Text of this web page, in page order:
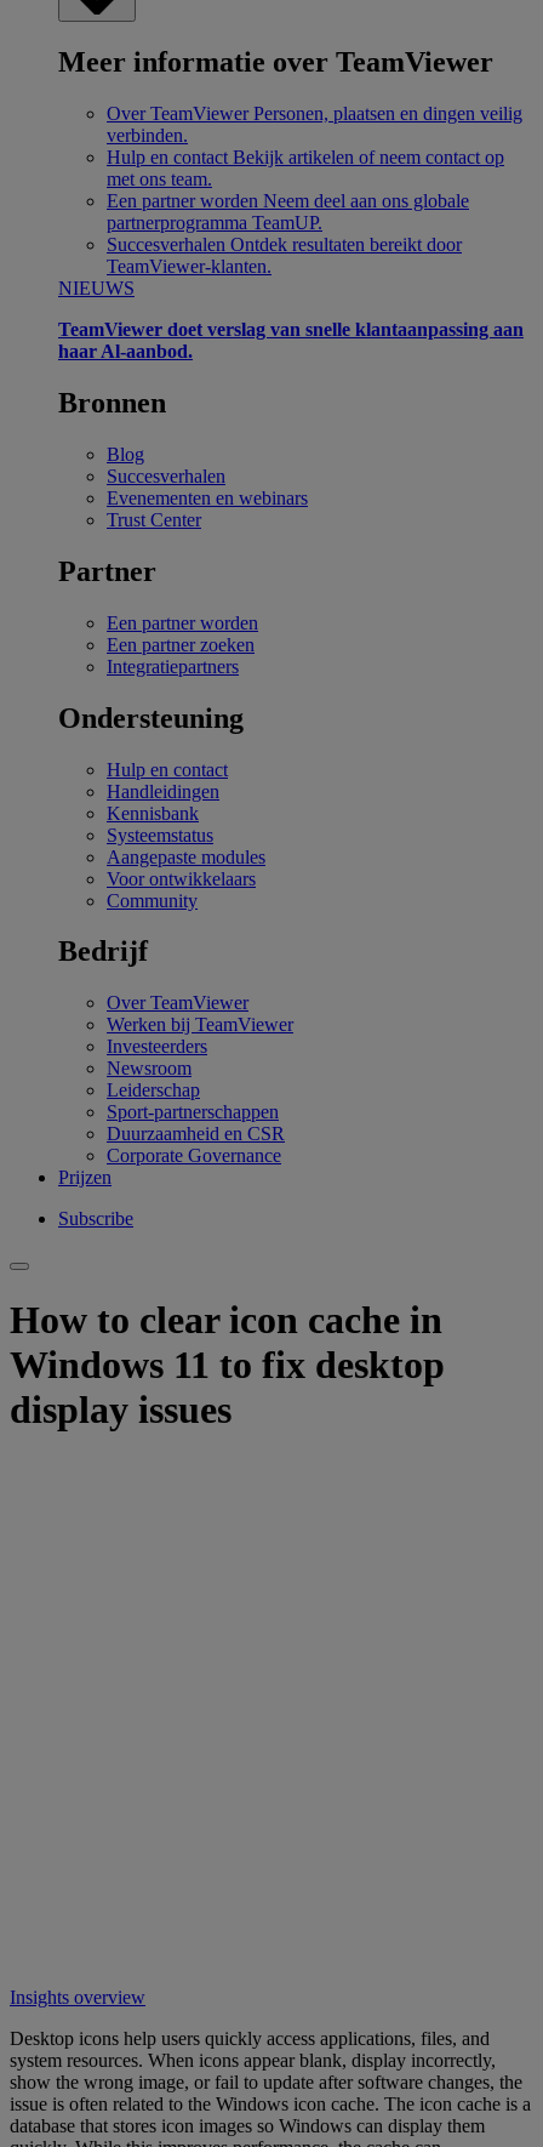
Meer informatie over TeamViewer
Over TeamViewer Personen, plaatsen en dingen veilig
verbinden.
Hulp en contact Bekijk artikelen of neem contact op
met ons team.
Een partner worden Neem deel aan ons globale
partnerprogramma TeamUP.
Succesverhalen Ontdek resultaten bereikt door
TeamViewer-klanten.
NIEUWS
TeamViewer doet verslag van snelle klantaanpassing aan
haar Al-aanbod.
Bronnen
Blog
Succesverhalen
Evenementen en webinars
Trust Center
Partner
Een partner worden
Een partner zoeken
Integratiepartners
Ondersteuning
Hulp en contact
Handleidingen
Kennisbank
Systeemstatus
Aangepaste modules
Voor ontwikkelaars
Community
Bedrijf
Over TeamViewer
Werken bij TeamViewer
Investeerders
Newsroom
Leiderschap
Sport-partnerschappen
Duurzaamheid en CSR
Corporate Governance
Prijzen
Subscribe
How to clear icon cache in
Windows 11 to fix desktop
display issues
Insights overview
Desktop icons help users quickly access applications, files, and
system resources. When icons appear blank, display incorrectly,
show the wrong image, or fail to update after software changes, the
issue is often related to the Windows icon cache. The icon cache is a
database that stores icon images so Windows can display them